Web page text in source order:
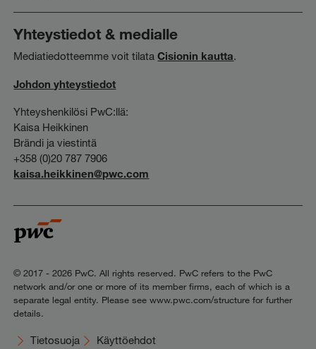
Yhteystiedot & medialle
Mediatiedotteemme voit tilataCisionin kautta.
Johdon yhteystiedot
Yhteyshenkilösi PwC:llä:
Kaisa Heikkinen
Brändi ja viestintä
+358 (0)20 787 7906
kaisa.heikkinen@pwc.com
© 2017 - 2026 PwC. All rights reserved. PwC refers to the PwC
network and/or one or more of its member firms, each of which is a
separate legal entity. Please see www.pwc.com/structure for further
details.
Tietosuoja Käyttöehdot